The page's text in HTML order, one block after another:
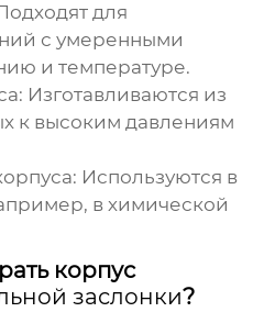
для
с умеренными
и температуре.
Изготавливаются из
к высоким давлениям
Используются в
в химической
корпус
заслонки?